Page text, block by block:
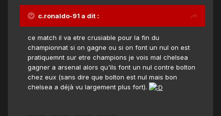
c.ronaldo-91 a dit :
ce match il va etre crusiable pour la fin du
championnat si on gagne ou si on font un nul on est
pratiquemnt sur etre champions je vois mal chelsea
gagner a arsenal alors qu'ils font un nul contre bolton
chez eux (sans dire que bolton est nul mais bon
chelsea a déjà vu largement plus fort).